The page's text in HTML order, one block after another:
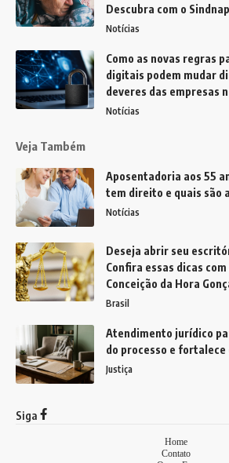
Descubra com o
Notícias
Como as novas regras
digitais podem mudar
deveres das empresas
Notícias
Veja Também
Aposentadoria aos 55
tem direito e quais são
Notícias
Deseja abrir seu
Confira essas dicas
Conceição da Hora
Brasil
Atendimento jurídico
do processo e
Justiça
Siga
Home
Contato